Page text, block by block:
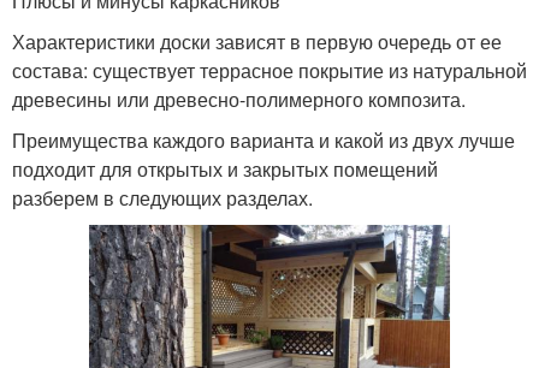
Характеристики доски зависят в первую очередь от ее
состава: существует террасное покрытие из натуральной
древесины или древесно-полимерного композита.
Преимущества каждого варианта и какой из двух лучше
подходит для открытых и закрытых помещений
разберем в следующих разделах.